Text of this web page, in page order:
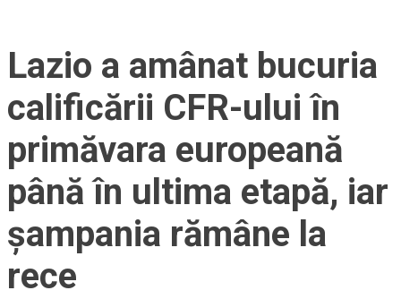
Lazio a amânat bucuria
calificării CFR-ului în
primăvara europeană
până în ultima etapă, iar
șampania rămâne la
rece